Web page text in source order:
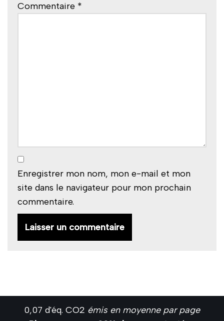
Commentaire *
Enregistrer mon nom, mon e-mail et mon
site dans le navigateur pour mon prochain
commentaire.
0,07 d'éq. CO2 émis en moyenne par page